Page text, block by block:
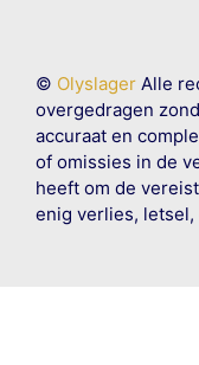
© OlyslagerAlle
overgedragen
accuraat en
of omissies in de
heeft om de
enig verlies,